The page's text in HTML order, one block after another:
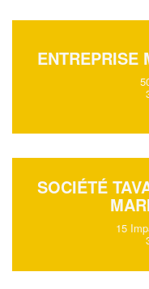
ENTREPRISE
SOCIÉTÉ
15